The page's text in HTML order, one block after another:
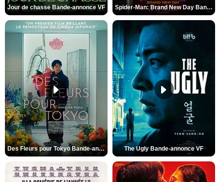
Jour de chasse Bande-annonce VF Spider-Man: Brand New Day Bande-annonce (3) VO STFR
Des Fleurs pour Tokyo Bande-annonce VO STFR The Ugly Bande-annonce VF